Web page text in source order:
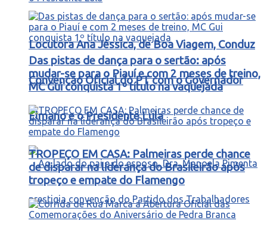
Locutora Ana Jéssica, de Boa Viagem, Conduz
Convenção Oficial do PT com o Governador
Elmano e o Presidente Lula
Das pistas de dança para o sertão: após
mudar-se para o Piauí e com 2 meses de treino,
MC Gui conquista 1º título na vaquejada
TROPEÇO EM CASA: Palmeiras perde chance
de disparar na liderança do Brasileirão após
tropeço e empate do Flamengo